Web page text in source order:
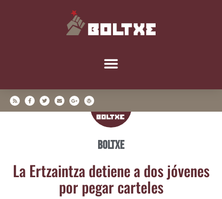
Boltxe
La Ertzain­tza detie­ne a dos jóve­nes
por pegar carteles